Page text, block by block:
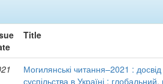
Title
Могилянські читання–2021 : досвід
суспільства в Україні :